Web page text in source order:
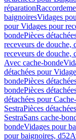
réparation
baignoiresVidages
pour Vidages pour
bondePièces
receveurs de douche,
receveurs de douche,
Avec cache-bonde
détachées pour
bondePièces
bondePièces
détachées pour
SestraPièces
SestraSans cache-
bondeVidages pour
pour baignoires, d52